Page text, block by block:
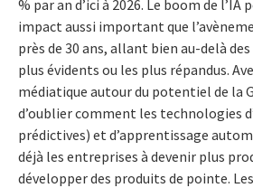
% par an d’ici à 2026. Le boom de l’IA
impact aussi important que
près de 30 ans, allant bien au-delà
plus évidents ou les plus répandus.
médiatique autour du potentiel de la
d’oublier comment les technologies
prédictives) et d’apprentissage
déjà les entreprises à devenir plus
développer des produits de pointe.